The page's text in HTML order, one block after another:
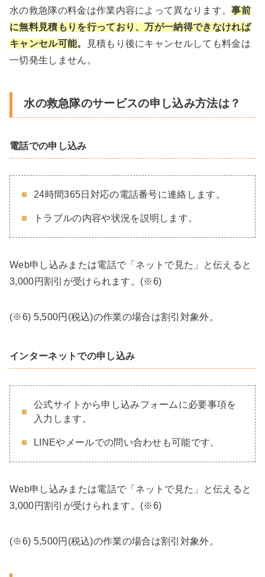
水の救急隊の料金は作業内容によって異なります。事前
に無料見積もりを行っており、万が一納得できなければ
キャンセル可能。
見積もり後にキャンセルしても料金は
一切発生しません。
水の救急隊のサービスの申し込み方法は？
電話での申し込み
24時間365日対応の電話番号に連絡します。
トラブルの内容や状況を説明します。
Web申し込みまたは電話で「ネットで見た」と伝えると
3,000円割引が受けられます。(※6)
(※6) 5,500円(税込)の作業の場合は割引対象外。
インターネットでの申し込み
公式サイトから申し込みフォームに必要事項を
入力します。
LINEやメールでの問い合わせも可能です。
Web申し込みまたは電話で「ネットで見た」と伝えると
3,000円割引が受けられます。(※6)
(※6) 5,500円(税込)の作業の場合は割引対象外。